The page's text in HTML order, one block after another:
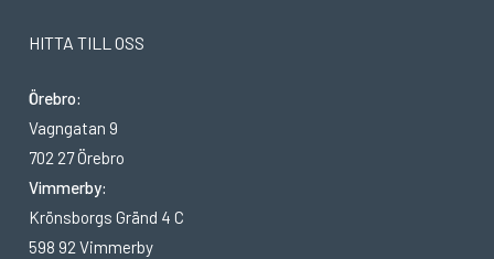
HITTA TILL OSS
Örebro:
Vagngatan 9
702 27 Örebro
Vimmerby:
Krönsborgs Gränd 4 C
598 92 Vimmerby